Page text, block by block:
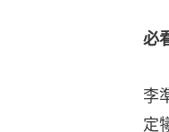
必
李
定